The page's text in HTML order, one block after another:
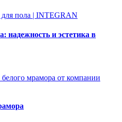
надежность и эстетика в